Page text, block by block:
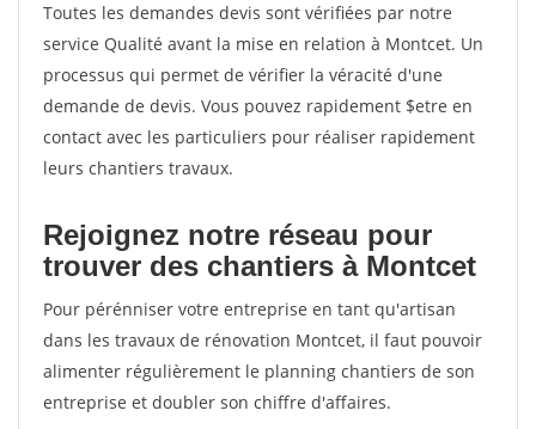
Toutes les demandes devis sont vérifiées par notre
service Qualité avant la mise en relation à Montcet. Un
processus qui permet de vérifier la véracité d'une
demande de devis. Vous pouvez rapidement $etre en
contact avec les particuliers pour réaliser rapidement
leurs chantiers travaux.
Rejoignez notre réseau pour
trouver des chantiers à Montcet
Pour pérénniser votre entreprise en tant qu'artisan
dans les travaux de rénovation Montcet, il faut pouvoir
alimenter régulièrement le planning chantiers de son
entreprise et doubler son chiffre d'affaires.